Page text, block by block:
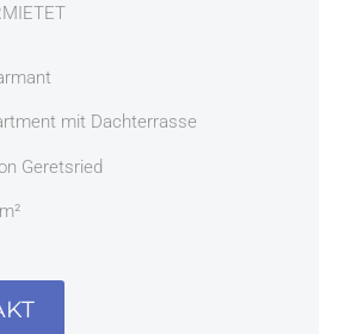
mit Dachterrasse
Geretsried